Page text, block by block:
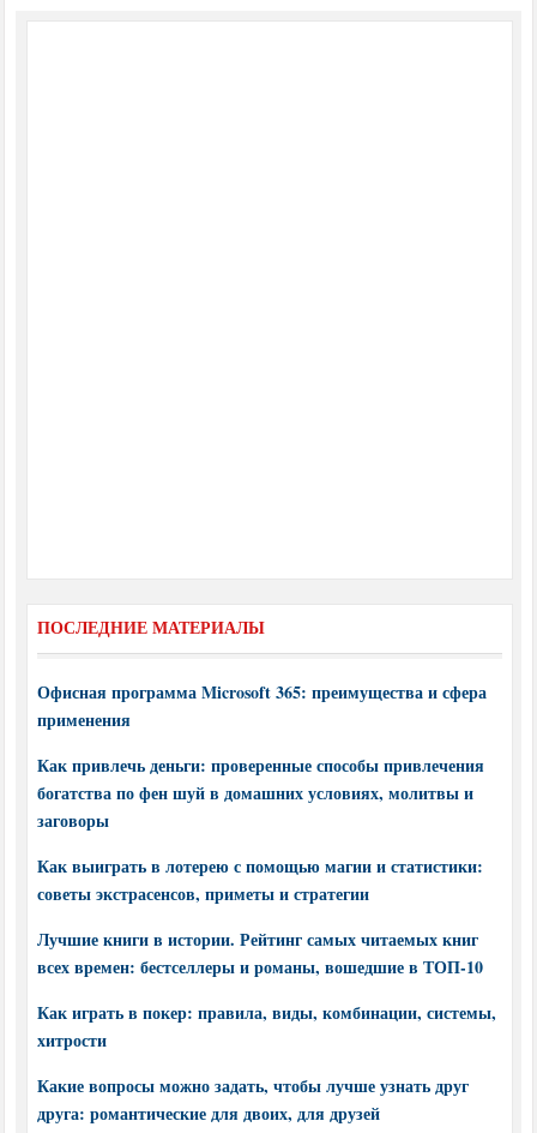
ПОСЛЕДНИЕ МАТЕРИАЛЫ
Офисная программа Microsoft 365: преимущества и сфера
применения
Как привлечь деньги: проверенные способы привлечения
богатства по фен шуй в домашних условиях, молитвы и
заговоры
Как выиграть в лотерею с помощью магии и статистики:
советы экстрасенсов, приметы и стратегии
Лучшие книги в истории. Рейтинг самых читаемых книг
всех времен: бестселлеры и романы, вошедшие в ТОП-10
Как играть в покер: правила, виды, комбинации, системы,
хитрости
Какие вопросы можно задать, чтобы лучше узнать друг
друга: романтические для двоих, для друзей